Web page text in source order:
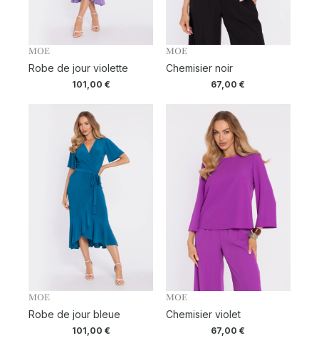
MOE
Robe de jour violette
101,00 €
MOE
Chemisier noir
67,00€
MOE
Robe de jour bleue
101,00 €
MOE
Chemisier violet
67,00€